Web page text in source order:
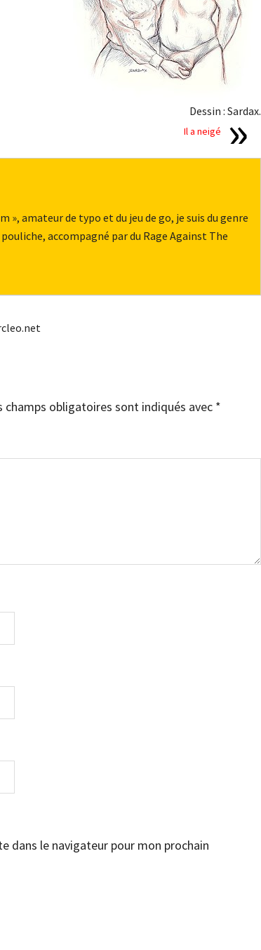
Dessin : Sardax.
Il a neigé
», amateur de typo et du jeu de go, je suis du genre
accompagné par du Rage Against The
champs obligatoires sont indiqués avec *
dans le navigateur pour mon prochain